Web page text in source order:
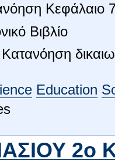
Κεφάλαιο
Βιβλίο
Education
2ο